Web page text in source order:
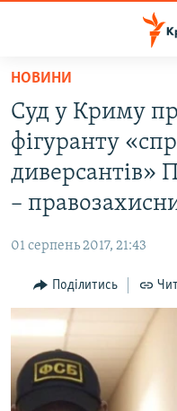
Перейти
основного
матеріалу
Перейти
до
основної
Перейти
пошуку
ВОДА.КРИМ
ВІДЕО ТА ФОТО
ПОГЛЯД
ІНТЕРВ'Ю
ВСЕ ЗА ДЕНЬ
СПЕЦПРОЕКТИ
ДЕПОРТАЦІЯ
ЯК ОБІЙТИ
НОВИНИ
Суд у Криму
фігуранту
диверсантів»
–
01 серпень 2017, 21:43
Поділитись